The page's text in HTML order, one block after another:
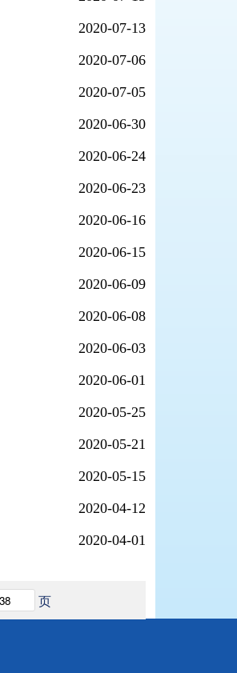
2020-07-13
2020-07-06
2020-07-05
2020-06-30
2020-06-24
2020-06-23
2020-06-16
2020-06-15
2020-06-09
2020-06-08
2020-06-03
2020-06-01
2020-05-25
2020-05-21
2020-05-15
2020-04-12
2020-04-01
页